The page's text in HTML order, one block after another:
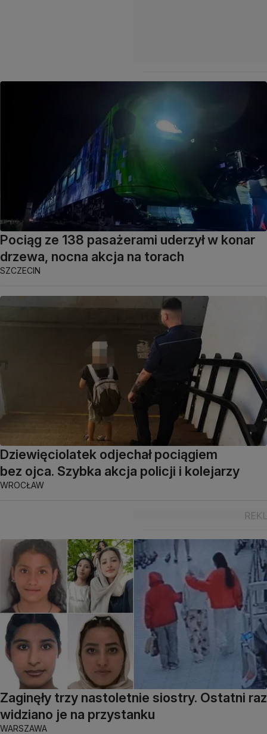
Pociąg ze 138 pasażerami uderzył w konar
drzewa, nocna akcja na torach
SZCZECIN
Dziewięciolatek odjechał pociągiem
bez ojca. Szybka akcja policji i kolejarzy
WROCŁAW
Zaginęły trzy nastoletnie siostry. Ostatni raz
widziano je na przystanku
WARSZAWA